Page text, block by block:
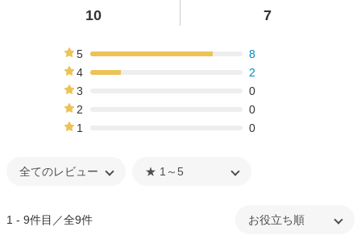
10 7
5
8
4
2
3
0
2
0
1
0
1 - 9件目／全9件